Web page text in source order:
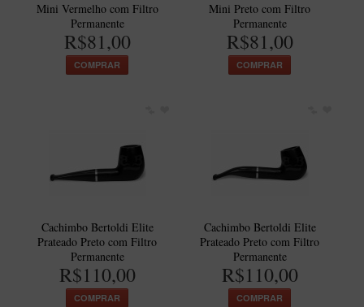
Suporte Redondo
Suporte Retangular
CACHIMBOS ARTESANAIS BRASILEIROS
Elite Nº 2
Giovanni Encerado
Itália Encerado
Maestro Nacional
Mini Vermelho com Filtro
Permanente
R$81,00
COMPRAR
Mini Preto com Filtro
Permanente
R$81,00
COMPRAR
Cachimbo Bertoldi Elite
Prateado Preto com Filtro
Permanente
R$110,00
COMPRAR
Cachimbo Bertoldi Elite
Prateado Preto com Filtro
Permanente
R$110,00
COMPRAR